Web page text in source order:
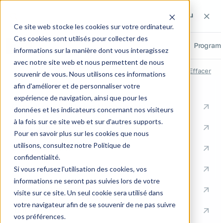
Ce site web stocke les cookies sur votre ordinateur.
Ces cookies sont utilisés pour collecter des
informations sur la manière dont vous interagissez
avec notre site web et nous permettent de nous
souvenir de vous. Nous utilisons ces informations
afin d'améliorer et de personnaliser votre
expérience de navigation, ainsi que pour les
données et les indicateurs concernant nos visiteurs
à la fois sur ce site web et sur d'autres supports.
Pour en savoir plus sur les cookies que nous
utilisons, consultez notre Politique de
confidentialité.
Si vous refusez l'utilisation des cookies, vos
informations ne seront pas suivies lors de votre
visite sur ce site. Un seul cookie sera utilisé dans
votre navigateur afin de se souvenir de ne pas suivre
vos préférences.
RECHERCHES RÉCENTES Effacer
ACCÈS RAPIDES
Conseil en Knowledge Management
Formation
Communication
Documentation
Ingénierie Support
Industrie